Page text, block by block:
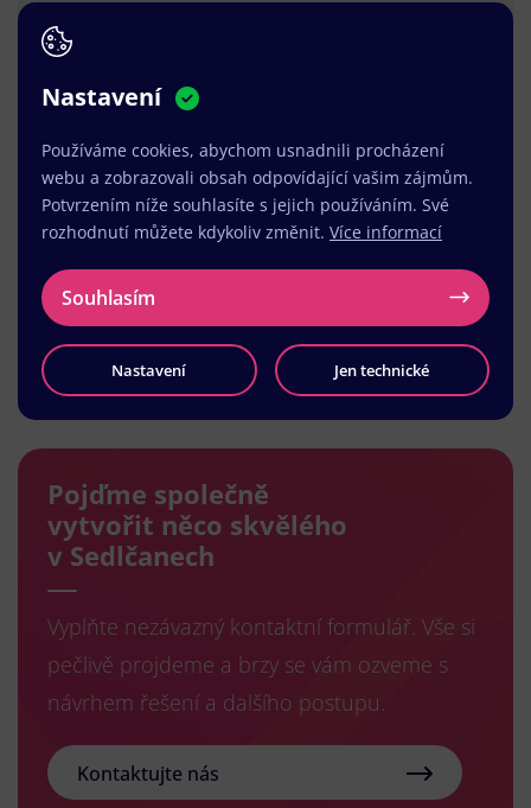
Načíst další
Pojďme společně
vytvořit něco skvělého
v Sedlčanech
Vyplňte nezávazný kontaktní formulář. Vše si
pečlivě projdeme a brzy se vám ozveme s
návrhem řešení a dalšího postupu.
Kontaktujte nás
Nastavení
Používáme cookies, abychom usnadnili procházení
webu a zobrazovali obsah odpovídající vašim zájmům.
Potvrzením níže souhlasíte s jejich používáním. Své
rozhodnutí můžete kdykoliv změnit. Více informací
Souhlasím
Nastavení Jen technické